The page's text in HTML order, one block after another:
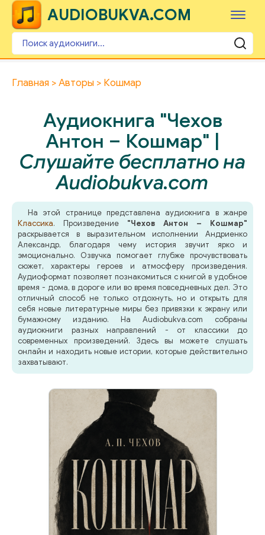
AUDIOBUKVA.COM
Главная Авторы Кошмар
Аудиокнига "Чехов
Антон – Кошмар" |
Слушайте бесплатно на
Audiobukva.com
На этой странице представлена аудиокнига в жанре
Классика. Произведение "Чехов Антон – Кошмар"
раскрывается в выразительном исполнении Андриенко
Александр, благодаря чему история звучит ярко и
эмоционально. Озвучка помогает глубже прочувствовать
сюжет, характеры героев и атмосферу произведения.
Аудиоформат позволяет познакомиться с книгой в удобное
время - дома, в дороге или во время повседневных дел. Это
отличный способ не только отдохнуть, но и открыть для
себя новые литературные миры без привязки к экрану или
бумажному изданию. На Audiobukva.com собраны
аудиокниги разных направлений - от классики до
современных произведений. Здесь вы можете слушать
онлайн и находить новые истории, которые действительно
захватывают.